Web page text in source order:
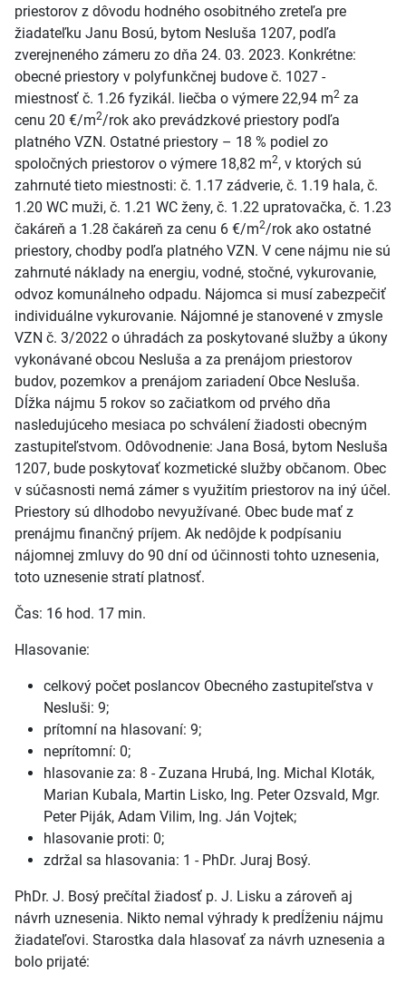
priestorov z dôvodu hodného osobitného zreteľa pre
žiadateľku Janu Bosú, bytom Nesluša 1207, podľa
zverejneného zámeru zo dňa 24. 03. 2023. Konkrétne:
obecné priestory v polyfunkčnej budove č. 1027 -
miestnosť č. 1.26 fyzikál. liečba o výmere 22,94 m2 za
cenu 20 €/m2/rok ako prevádzkové priestory podľa
platného VZN. Ostatné priestory – 18 % podiel zo
spoločných priestorov o výmere 18,82 m2, v ktorých sú
zahrnuté tieto miestnosti: č. 1.17 zádverie, č. 1.19 hala, č.
1.20 WC muži, č. 1.21 WC ženy, č. 1.22 upratovačka, č. 1.23
čakáreň a 1.28 čakáreň za cenu 6 €/m2/rok ako ostatné
priestory, chodby podľa platného VZN. V cene nájmu nie sú
zahrnuté náklady na energiu, vodné, stočné, vykurovanie,
odvoz komunálneho odpadu. Nájomca si musí zabezpečiť
individuálne vykurovanie. Nájomné je stanovené v zmysle
VZN č. 3/2022 o úhradách za poskytované služby a úkony
vykonávané obcou Nesluša a za prenájom priestorov
budov, pozemkov a prenájom zariadení Obce Nesluša.
Dĺžka nájmu 5 rokov so začiatkom od prvého dňa
nasledujúceho mesiaca po schválení žiadosti obecným
zastupiteľstvom. Odôvodnenie: Jana Bosá, bytom Nesluša
1207, bude poskytovať kozmetické služby občanom. Obec
v súčasnosti nemá zámer s využitím priestorov na iný účel.
Priestory sú dlhodobo nevyužívané. Obec bude mať z
prenájmu finančný príjem. Ak nedôjde k podpísaniu
nájomnej zmluvy do 90 dní od účinnosti tohto uznesenia,
toto uznesenie stratí platnosť.
Čas: 16 hod. 17 min.
Hlasovanie:
celkový počet poslancov Obecného zastupiteľstva v
Nesluši: 9;
prítomní na hlasovaní: 9;
neprítomní: 0;
hlasovanie za: 8 - Zuzana Hrubá, Ing. Michal Kloták,
Marian Kubala, Martin Lisko, Ing. Peter Ozsvald, Mgr.
Peter Piják, Adam Vilim, Ing. Ján Vojtek;
hlasovanie proti: 0;
zdržal sa hlasovania: 1 - PhDr. Juraj Bosý.
PhDr. J. Bosý prečítal žiadosť p. J. Lisku a zároveň aj
návrh uznesenia. Nikto nemal výhrady k predĺženiu nájmu
žiadateľovi. Starostka dala hlasovať za návrh uznesenia a
bolo prijaté: